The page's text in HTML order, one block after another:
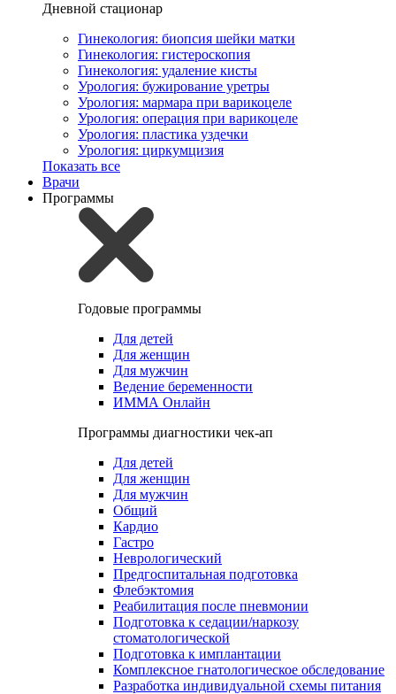
Дневной стационар
Гинекология: биопсия шейки матки
Гинекология: гистероскопия
Гинекология: удаление кисты
Урология: бужирование уретры
Урология: мармара при варикоцеле
Урология: операция при варикоцеле
Урология: пластика уздечки
Урология: циркумцизия
Показать все
Врачи
Программы
Годовые программы
Для детей
Для женщин
Для мужчин
Ведение беременности
ИММА Онлайн
Программы диагностики чек-ап
Для детей
Для женщин
Для мужчин
Общий
Кардио
Гастро
Неврологический
Предгоспитальная подготовка
Флебэктомия
Реабилитация после пневмонии
Подготовка к седации/наркозу
стоматологической
Подготовка к имплантации
Комплексное гнатологическое обследование
Разработка индивидуальной схемы питания